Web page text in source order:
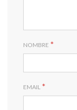
NOMBRE *
EMAIL *